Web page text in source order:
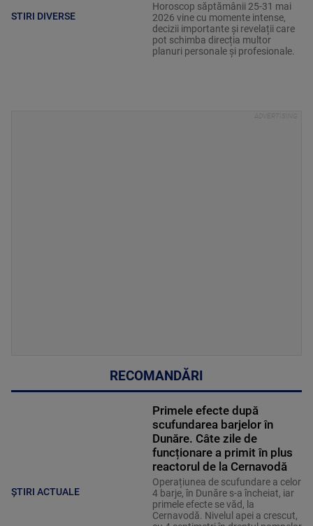
STIRI DIVERSE
Horoscop săptămânii 25-31 mai
2026 vine cu momente intense,
decizii importante și revelații care
pot schimba direcția multor
planuri personale și profesionale.
RECOMANDĂRI
ȘTIRI ACTUALE
Primele efecte după
scufundarea barjelor în
Dunăre. Câte zile de
funcționare a primit în plus
reactorul de la Cernavodă
Operațiunea de scufundare a celor
4 barje, în Dunăre s-a încheiat, iar
primele efecte se văd, la
Cernavodă. Nivelul apei a crescut,